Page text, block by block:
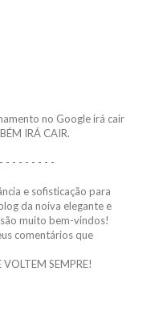
no Google irá cair
IRÁ CAIR.
- - - - - - - -
e sofisticação para
da noiva elegante e
muito bem-vindos!
comentários que
SEMPRE!